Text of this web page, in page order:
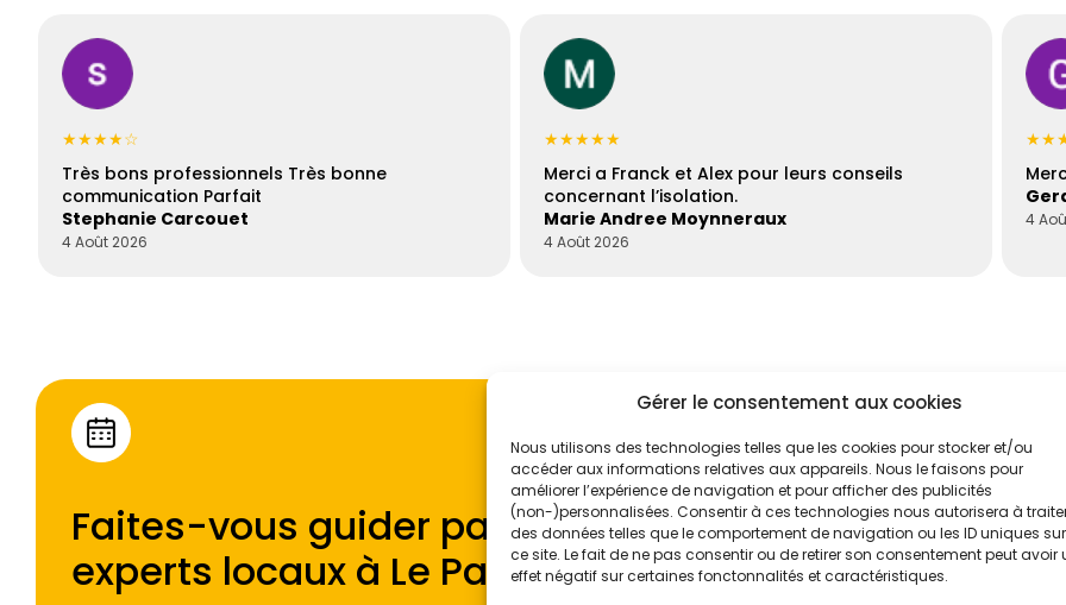
Gérer le consentement aux cookies
Nous utilisons des technologies telles que les cookies pour stocker et/ou
accéder aux informations relatives aux appareils. Nous le faisons pour
améliorer l’expérience de navigation et pour afficher des publicités
(non-)personnalisées. Consentir à ces technologies nous autorisera à
des données telles que le comportement de navigation ou les ID uniques sur
ce site. Le fait de ne pas consentir ou de retirer son consentement peut avoir
effet négatif sur certaines fonctonnalités et caractéristiques.
★★★★☆
Très bons professionnels Très bonne
communication Parfait
Stephanie Carcouet
4 Août 2026
★★★★★
Merci a Franck et Alex pour leurs conseils
concernant l’isolation.
Marie Andree Moynneraux
4 Août 2026
4
Faites-vous guider par l'un de nos
experts locaux à Le Pallet.